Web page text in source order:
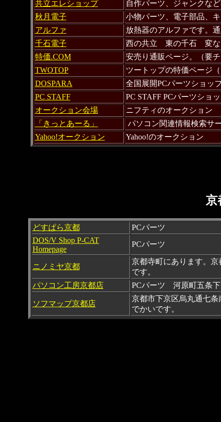
共立エレショップ
自作パーツ、ジャンクな
秋月電子
小物パーツ、電子部品、
アルファ
放熱器のアルファです。
千石電子
西の共立 東の千石 変な
特価.COM
安売り通販ページ。（要
TWOTOP
ツートップの特価ページ
DOSPARA
全国展開PCパーツショッ
PC STAFF
PC STAFF PCパーツショ
オークション会場
ニフティのオークション
「きっとあーる」
パソコン関連情報検索サ
Yahoo!オークション
Yahoo!のオークション
京
どすぱら京都
PCパーツ
DOS/V Shop P-CAT
Homepage
PCパーツ
ニノミヤ京都
京都寺町にあります。
です。
パソコン工房京都店
PCパーツ 河原町五条
ソフマップ京都店
京都市下京区烏丸通七
でかいです。